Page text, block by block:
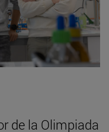
de la Olimpiada